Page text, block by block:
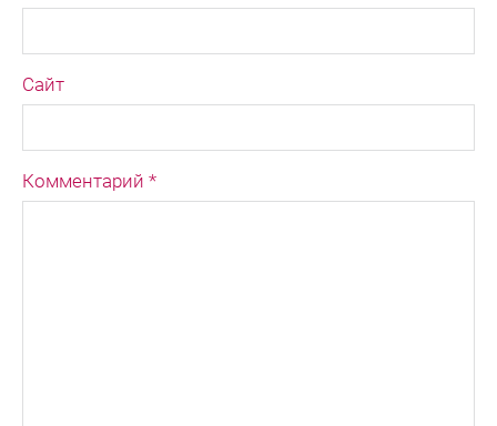
Сайт
Комментарий *